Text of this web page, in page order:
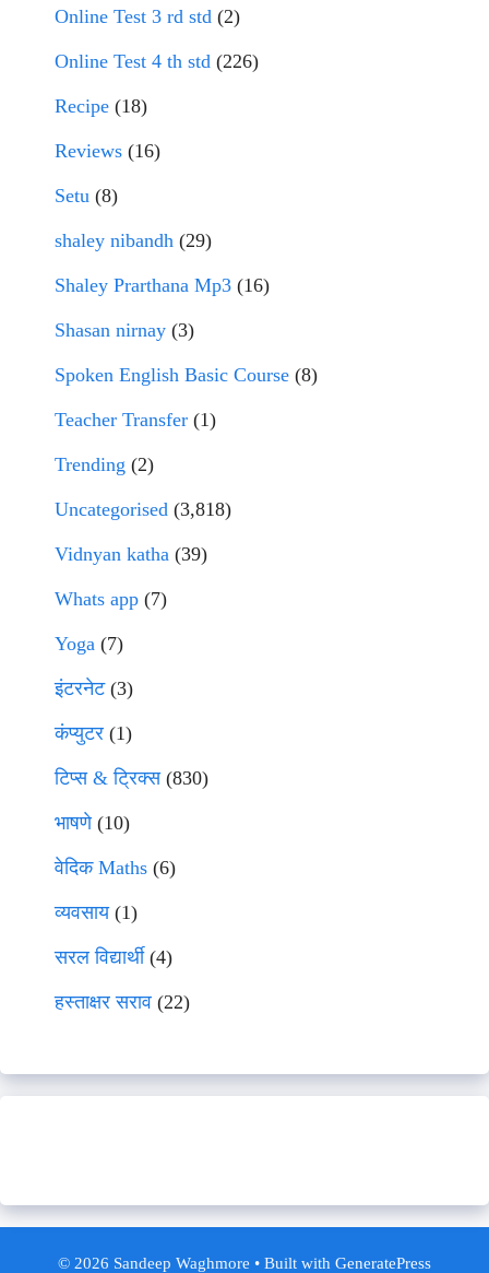
Online Test 3 rd std (2)
Online Test 4 th std (226)
Recipe (18)
Reviews (16)
Setu (8)
shaley nibandh (29)
Shaley Prarthana Mp3 (16)
Shasan nirnay (3)
Spoken English Basic Course (8)
Teacher Transfer (1)
Trending (2)
Uncategorised (3,818)
Vidnyan katha (39)
Whats app (7)
Yoga (7)
इंटरनेट(3)
कंप्युटर (1)
टिप्स & ट्रिक्स(830)
भाषणे(10)
वेदिक Maths (6)
व्यवसाय(1)
सरल विद्यार्थी(4)
हस्ताक्षर सराव (22)
© 2026 Sandeep Waghmore • Built with GeneratePress